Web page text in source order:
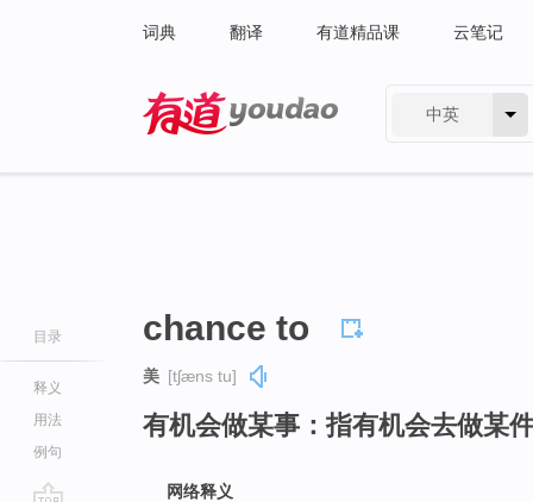
词典 翻译 有道精品课 云笔记
中英
目录
释义
用法
例句
chance to
美 [tʃæns tu]
有机会做某事：指有机会去做某
网络释义